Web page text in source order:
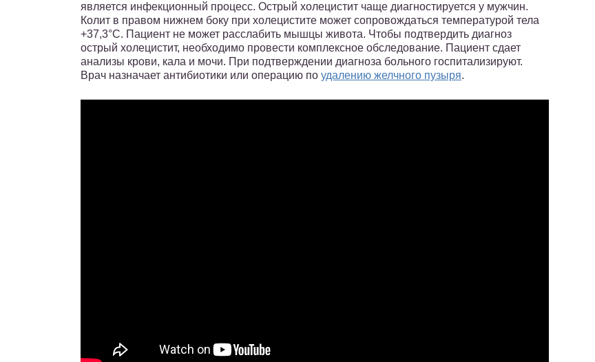
является инфекционный процесс. Острый холецистит чаще диагностируется у мужчин.
Колит в правом нижнем боку при холецистите может сопровождаться температурой тела
+37,3°С. Пациент не может расслабить мышцы живота. Чтобы подтвердить диагноз
острый холецистит, необходимо провести комплексное обследование. Пациент сдает
анализы крови, кала и мочи. При подтверждении диагноза больного госпитализируют.
Врач назначает антибиотики или операцию по удалению желчного пузыря.